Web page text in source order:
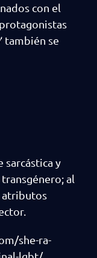
con el
‘ también se
sarcástica y
al
atributos
she-ra-